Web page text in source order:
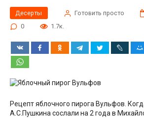
Десерты Готовить просто
0
1.7к.
Рецепт яблочного пирога Вульфов.
А.С.Пушкина сослали на 2 года в